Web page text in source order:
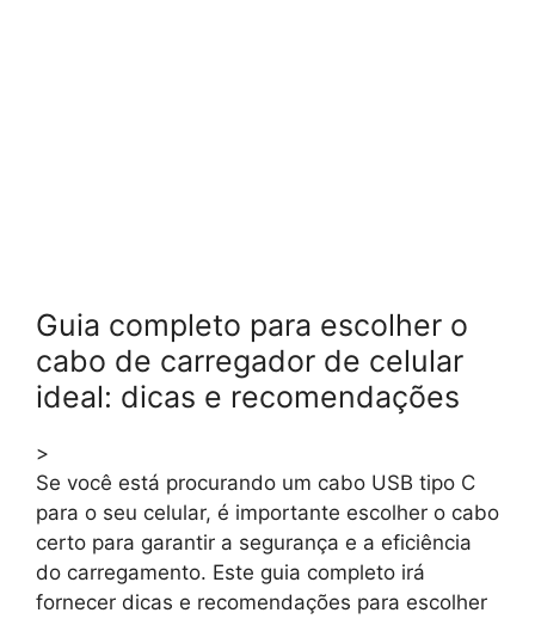
Guia completo para escolher o
cabo de carregador de celular
ideal: dicas e recomendações
>
Se você está procurando um cabo USB tipo C
para o seu celular, é importante escolher o cabo
certo para garantir a segurança e a eficiência
do carregamento. Este guia completo irá
fornecer dicas e recomendações para escolher